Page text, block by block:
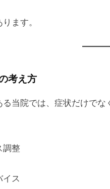
ます。
考え方
当院では、症状だけで
調整
イス